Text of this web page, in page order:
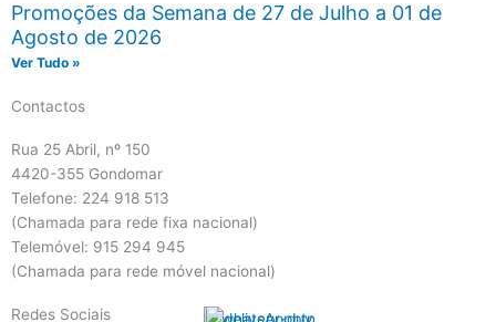
Promoções da Semana de 27 de Julho a 01 de
Agosto de 2026
Ver Tudo »
Contactos
Rua 25 Abril, nº 150
4420-355 Gondomar
Telefone: 224 918 513
(Chamada para rede fixa nacional)
Telemóvel: 915 294 945
(Chamada para rede móvel nacional)
Redes Sociais